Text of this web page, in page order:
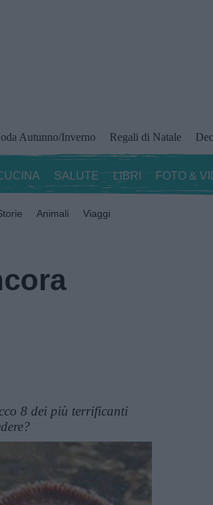
Autunno/Inverno Regali di Natale
SALUTE LIBRI FOTO &
Animali Viaggi
8 dei più terrificanti